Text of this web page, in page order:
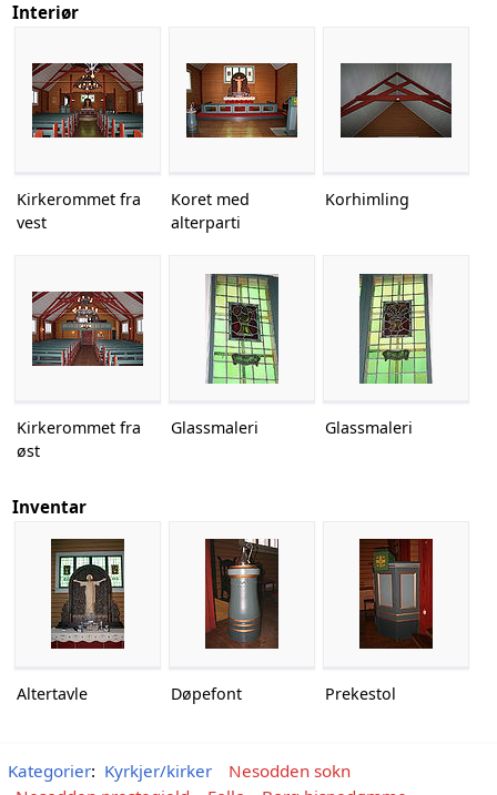
Interiør
Kirkerommet fra
vest
Koret med
alterparti
Korhimling
Kirkerommet fra
øst
Glassmaleri Glassmaleri
Inventar
Altertavle Døpefont Prekestol
Kategorier: Kyrkjer/kirker
Nesodden sokn